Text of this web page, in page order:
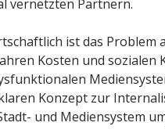
vernetzten Partnern.
ist das Problem
Kosten und sozialen
Konzept zur
und Mediensystem